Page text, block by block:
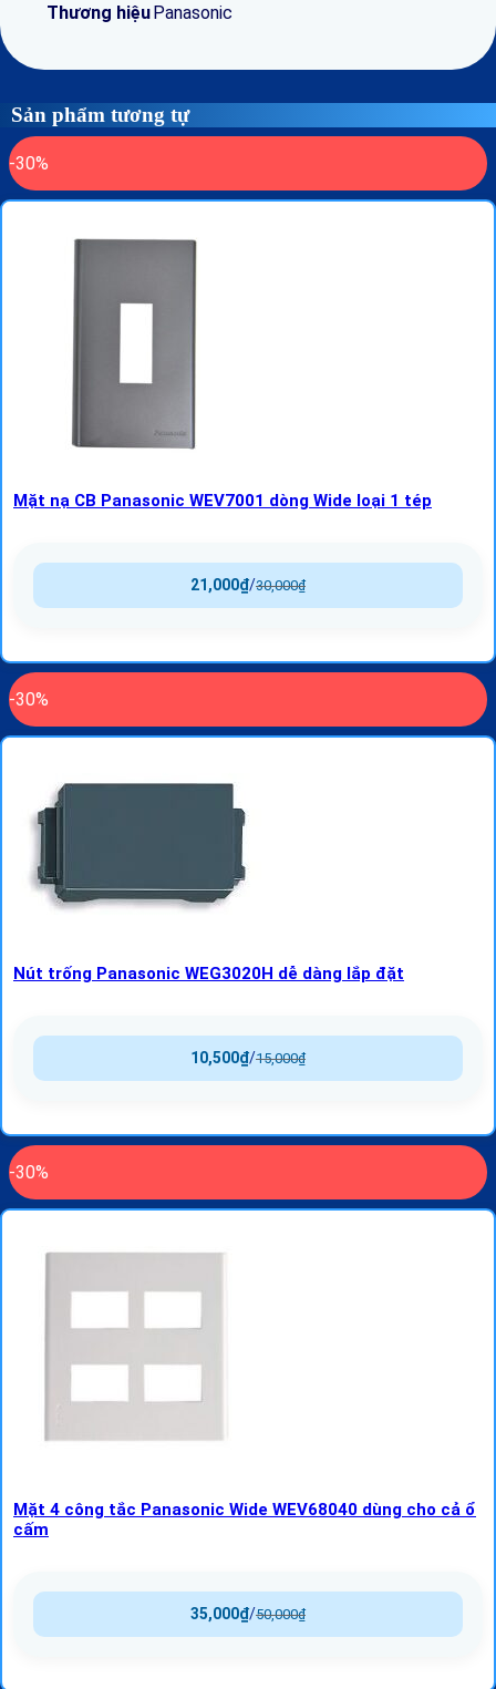
Thương hiệuPanasonic
Sản phẩm tương tự
-30%
Mặt nạ CB Panasonic WEV7001 dòng Wide loại 1 tép
30,000₫
/
21,000₫
-30%
Nút trống Panasonic WEG3020H dễ dàng lắp đặt
15,000₫
/
10,500₫
-30%
Mặt 4 công tắc Panasonic Wide WEV68040 dùng cho cả ổ
cấm
50,000₫
/
35,000₫